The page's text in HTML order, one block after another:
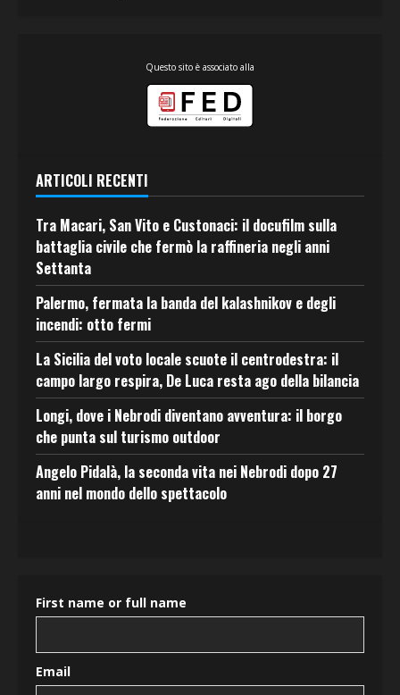
Questo sito è associato alla
ARTICOLI RECENTI
Tra Macari, San Vito e Custonaci: il docufilm sulla
battaglia civile che fermò la raffineria negli anni
Settanta
Palermo, fermata la banda del kalashnikov e degli
incendi: otto fermi
La Sicilia del voto locale scuote il centrodestra: il
campo largo respira, De Luca resta ago della bilancia
Longi, dove i Nebrodi diventano avventura: il borgo
che punta sul turismo outdoor
Angelo Pidalà, la seconda vita nei Nebrodi dopo 27
anni nel mondo dello spettacolo
First name or full name
Email